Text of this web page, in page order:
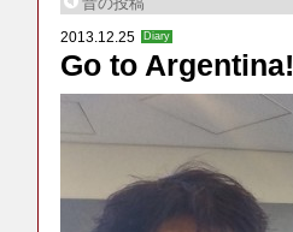
2013.12.25 Diary
Go to Argentina!